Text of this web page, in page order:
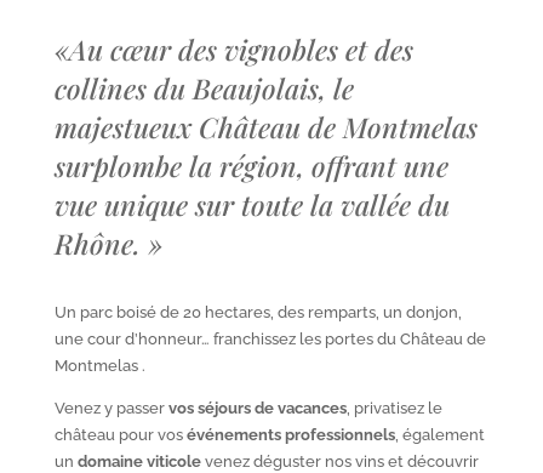
«Au cœur des vignobles et des
collines du Beaujolais, le
majestueux Château de Montmelas
surplombe la région, offrant une
vue unique sur toute la vallée du
Rhône. »
Un parc boisé de 20 hectares, des remparts, un donjon,
une cour d’honneur… franchissez les portes du Château de
Montmelas .
Venez y passer vos séjours de vacances, privatisez le
château pour vos événements professionnels, également
un domaine viticolevenez déguster nos vins et découvrir